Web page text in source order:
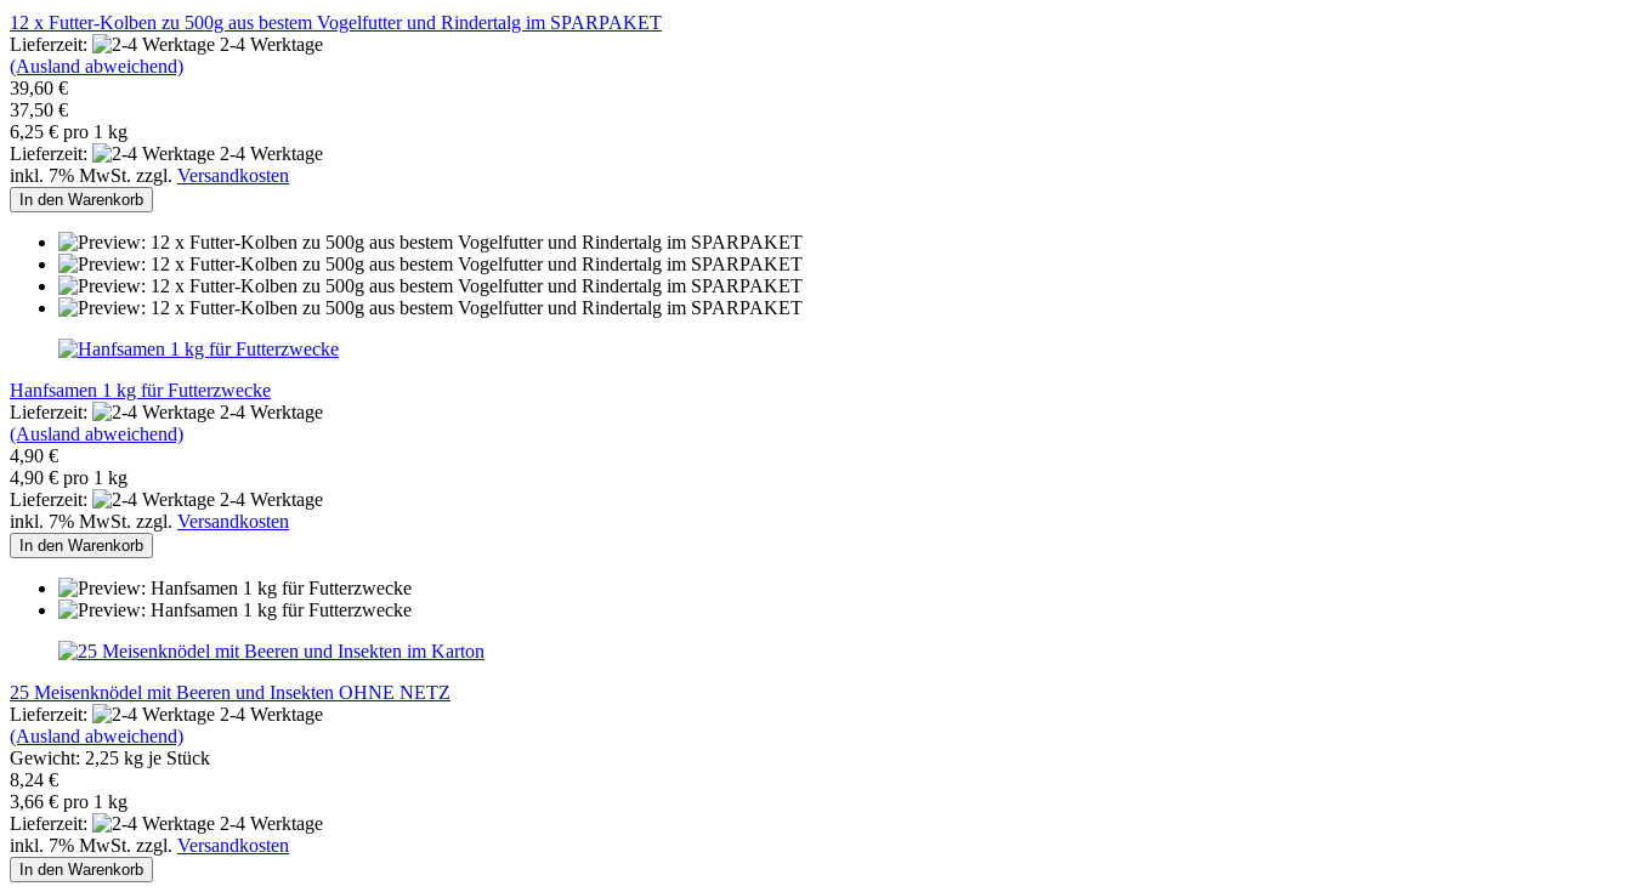
12 x Futter-Kolben zu 500g aus bestem Vogelfutter und Rindertalg im SPARPAKET
Lieferzeit:
2-4 Werktage
(Ausland abweichend)
39,60 €
37,50 €
6,25 € pro 1 kg
Lieferzeit:
2-4 Werktage
inkl. 7% MwSt. zzgl. Versandkosten
In den Warenkorb
Hanfsamen 1 kg für Futterzwecke
Lieferzeit:
2-4 Werktage
(Ausland abweichend)
4,90 €
4,90 € pro 1 kg
Lieferzeit:
2-4 Werktage
inkl. 7% MwSt. zzgl. Versandkosten
In den Warenkorb
25 Meisenknödel mit Beeren und Insekten OHNE NETZ
Lieferzeit:
2-4 Werktage
(Ausland abweichend)
Gewicht: 2,25 kg je Stück
8,24 €
3,66 € pro 1 kg
Lieferzeit:
2-4 Werktage
inkl. 7% MwSt. zzgl. Versandkosten
In den Warenkorb